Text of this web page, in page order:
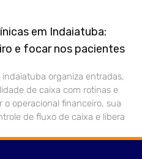
em Indaiatuba:
e focar nos pacientes
organiza entradas,
de caixa com rotinas e
o operacional financeiro, sua
de fluxo de caixa e libera